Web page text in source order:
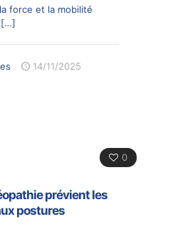
force et la mobilité
[…]
14/11/2025
0
prévient les
postures